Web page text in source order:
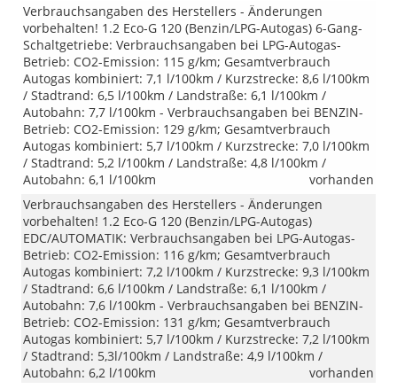
Verbrauchsangaben des Herstellers - Änderungen
vorbehalten! 1.2 Eco-G 120 (Benzin/LPG-Autogas) 6-Gang-
Schaltgetriebe: Verbrauchsangaben bei LPG-Autogas-
Betrieb: CO2-Emission: 115 g/km; Gesamtverbrauch
Autogas kombiniert: 7,1 l/100km / Kurzstrecke: 8,6 l/100km
/ Stadtrand: 6,5 l/100km / Landstraße: 6,1 l/100km /
Autobahn: 7,7 l/100km - Verbrauchsangaben bei BENZIN-
Betrieb: CO2-Emission: 129 g/km; Gesamtverbrauch
Autogas kombiniert: 5,7 l/100km / Kurzstrecke: 7,0 l/100km
/ Stadtrand: 5,2 l/100km / Landstraße: 4,8 l/100km /
Autobahn: 6,1 l/100km
vorhanden
Verbrauchsangaben des Herstellers - Änderungen
vorbehalten! 1.2 Eco-G 120 (Benzin/LPG-Autogas)
EDC/AUTOMATIK: Verbrauchsangaben bei LPG-Autogas-
Betrieb: CO2-Emission: 116 g/km; Gesamtverbrauch
Autogas kombiniert: 7,2 l/100km / Kurzstrecke: 9,3 l/100km
/ Stadtrand: 6,6 l/100km / Landstraße: 6,1 l/100km /
Autobahn: 7,6 l/100km - Verbrauchsangaben bei BENZIN-
Betrieb: CO2-Emission: 131 g/km; Gesamtverbrauch
Autogas kombiniert: 5,7 l/100km / Kurzstrecke: 7,2 l/100km
/ Stadtrand: 5,3l/100km / Landstraße: 4,9 l/100km /
Autobahn: 6,2 l/100km
vorhanden